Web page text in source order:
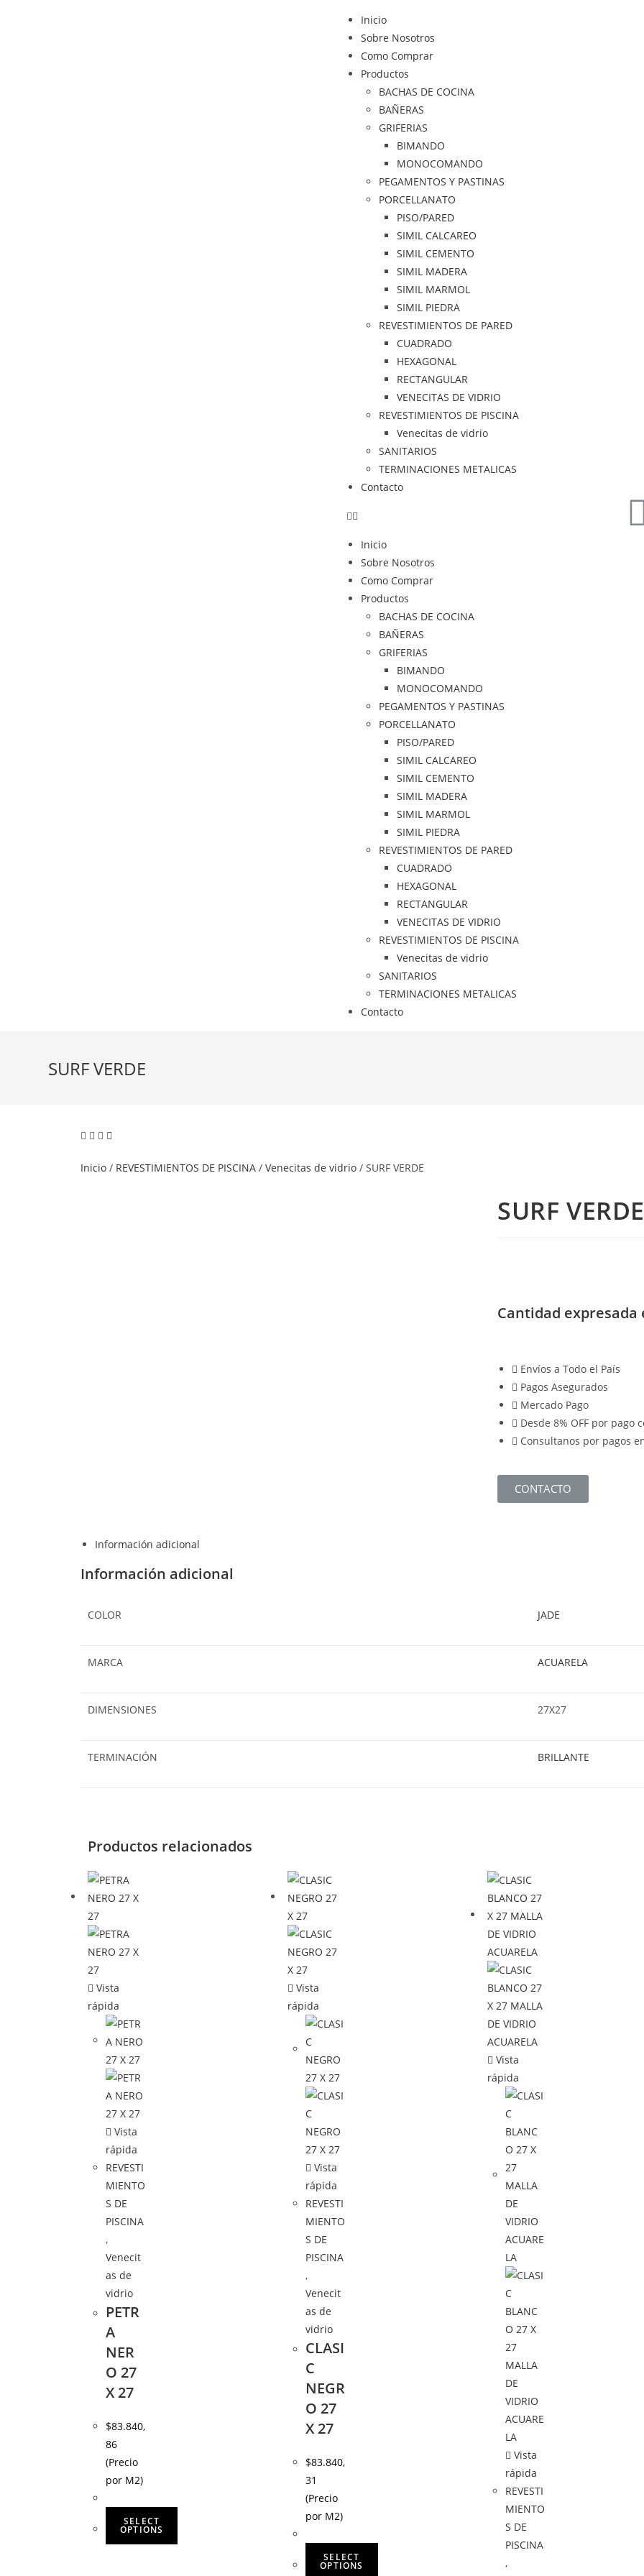
Inicio
Sobre Nosotros
Como Comprar
Productos
BACHAS DE COCINA
BAÑERAS
GRIFERIAS
BIMANDO
MONOCOMANDO
PEGAMENTOS Y PASTINAS
PORCELLANATO
PISO/PARED
SIMIL CALCAREO
SIMIL CEMENTO
SIMIL MADERA
SIMIL MARMOL
SIMIL PIEDRA
REVESTIMIENTOS DE PARED
CUADRADO
HEXAGONAL
RECTANGULAR
VENECITAS DE VIDRIO
REVESTIMIENTOS DE PISCINA
Venecitas de vidrio
SANITARIOS
TERMINACIONES METALICAS
Contacto
Inicio
Sobre Nosotros
Como Comprar
Productos
BACHAS DE COCINA
BAÑERAS
GRIFERIAS
BIMANDO
MONOCOMANDO
PEGAMENTOS Y PASTINAS
PORCELLANATO
PISO/PARED
SIMIL CALCAREO
SIMIL CEMENTO
SIMIL MADERA
SIMIL MARMOL
SIMIL PIEDRA
REVESTIMIENTOS DE PARED
CUADRADO
HEXAGONAL
RECTANGULAR
VENECITAS DE VIDRIO
REVESTIMIENTOS DE PISCINA
Venecitas de vidrio
SANITARIOS
TERMINACIONES METALICAS
Contacto
SURF VERDE
Inicio / REVESTIMIENTOS DE PISCINA / Venecitas de vidrio / SURF VERDE
SURF VERDE
Cantidad expresada
Envíos a Todo el País
Pagos Asegurados
Mercado Pago
Desde 8% OFF por pago
Consultanos por pagos
CONTACTO
Información adicional
Información adicional
COLOR JADE
MARCA ACUARELA
DIMENSIONES 27X27
TERMINACIÓN BRILLANTE
Productos relacionados
Vista
rápida
Vista
rápida
REVESTI
MIENTO
S DE
PISCINA
,
Venecit
as de
vidrio
PETR
A
NER
O 27
X 27
$83.840,
86
(Precio
por M2)
SELECT
OPTIONS
Vista
rápida
Vista
rápida
REVESTI
MIENTO
S DE
PISCINA
,
Venecit
as de
vidrio
CLASI
C
NEGR
O 27
X 27
$83.840,
31
(Precio
por M2)
SELECT
OPTIONS
Vista
rápida
Vista
rápida
REVESTI
MIENTO
S DE
PISCINA
,